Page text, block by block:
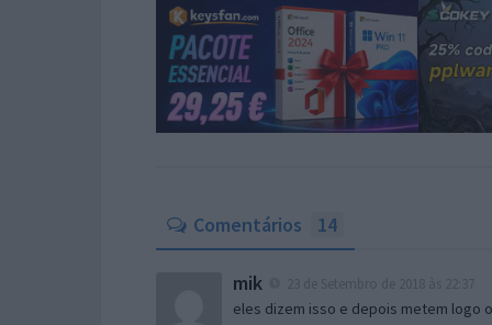
Comentários 14
mik
eles dizem isso e depois metem logo